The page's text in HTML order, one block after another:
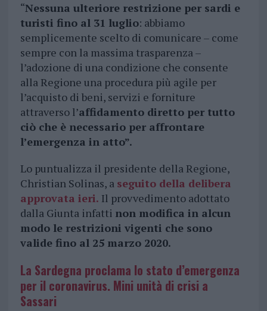
“Nessuna ulteriore restrizione per sardi e
turisti fino al 31 luglio: abbiamo
semplicemente scelto di comunicare – come
sempre con la massima trasparenza –
l’adozione di una condizione che consente
alla Regione una procedura più agile per
l’acquisto di beni, servizi e forniture
attraverso l’affidamento diretto per tutto
ciò che è necessario per affrontare
l’emergenza in atto”.
Lo puntualizza il presidente della Regione,
Christian Solinas, a seguito della delibera
approvata ieri. Il provvedimento adottato
dalla Giunta infatti non modifica in alcun
modo le restrizioni vigenti che sono
valide fino al 25 marzo 2020.
La Sardegna proclama lo stato d’emergenza
per il coronavirus. Mini unità di crisi a
Sassari